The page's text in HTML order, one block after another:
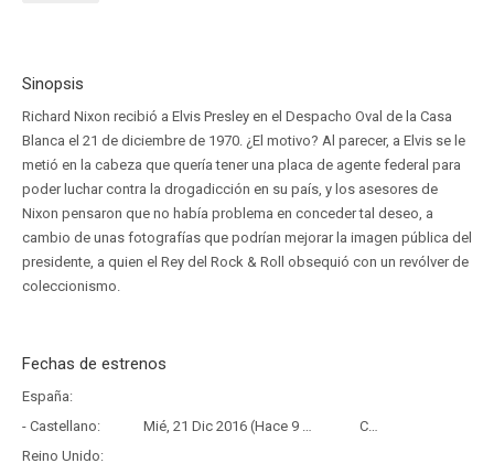
Sinopsis
Richard Nixon recibió a Elvis Presley en el Despacho Oval de la Casa
Blanca el 21 de diciembre de 1970. ¿El motivo? Al parecer, a Elvis se le
metió en la cabeza que quería tener una placa de agente federal para
poder luchar contra la drogadicción en su país, y los asesores de
Nixon pensaron que no había problema en conceder tal deseo, a
cambio de unas fotografías que podrían mejorar la imagen pública del
presidente, a quien el Rey del Rock & Roll obsequió con un revólver de
coleccionismo.
Fechas de estrenos
España:
- Castellano:
Mié, 21 Dic 2016 (Hace 9 años y 7 meses)
Copia Física
Reino Unido: